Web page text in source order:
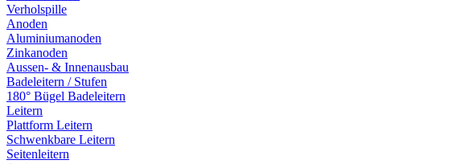
Verholspille
Anoden
Aluminiumanoden
Zinkanoden
Aussen- & Innenausbau
Badeleitern / Stufen
180° Bügel Badeleitern
Leitern
Plattform Leitern
Schwenkbare Leitern
Seitenleitern